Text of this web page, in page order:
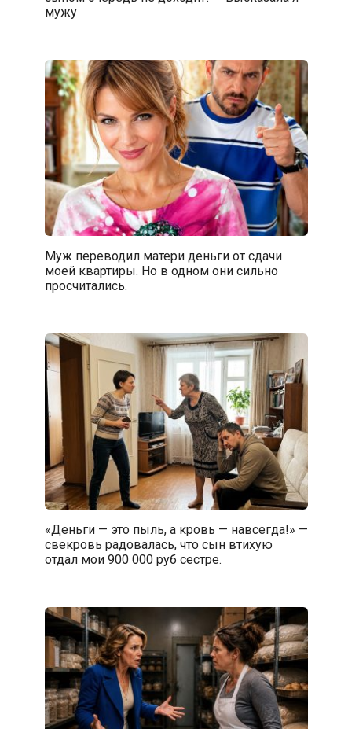
мужу
Муж переводил матери деньги от сдачи
моей квартиры. Но в одном они сильно
просчитались.
«Деньги — это пыль, а кровь — навсегда!» —
свекровь радовалась, что сын втихую
отдал мои 900 000 руб сестре.